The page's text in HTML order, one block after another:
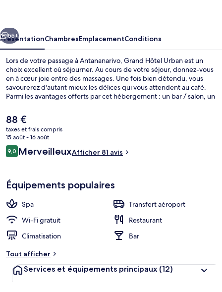
Suivant
55+
PrésentationChambresEmplacementConditions
Lors de votre passage à Antananarivo, Grand Hôtel Urban est un
choix excellent où séjourner. Au cours de votre séjour, donnez-vous
en à cœur joie entre des massages. Une fois bien détendu, vous
savourerez d'autant mieux les délices qui vous attendent au café.
Parmi les avantages offerts par cet hébergement : un bar / salon, un
Le
prix
actuel
est
de
88 €
taxes et frais compris
15 août - 16 août
Avis
voyageurs
9,09,0 sur 10
MerveilleuxAfficher 81 avis
Équipements populaires
Spa
Transfert aéroport
Wi-Fi gratuit
Restaurant
Climatisation
Bar
Tout afficher
Services et équipements principaux (12)